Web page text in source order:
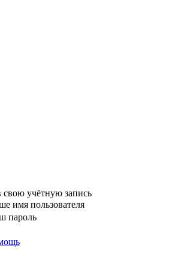
учётную запись
имя пользователя
пароль